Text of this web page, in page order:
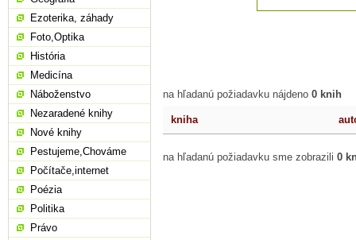
na hľadanú požiadavku nájdeno 0 knih
kniha
na hľadanú požiadavku sme zobrazili 0
Ezoterika, záhady
Foto,Optika
História
Medicína
Náboženstvo
Nezaradené knihy
Nové knihy
Pestujeme,Chováme
Počítače,internet
Poézia
Politika
Právo